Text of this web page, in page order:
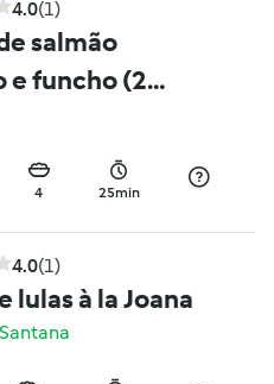
4.0(1)
salmão
e funcho (2
4 25min
4.0(1)
lulas à la Joana